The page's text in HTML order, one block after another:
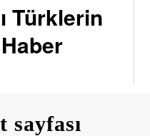
Türklerin
sayfası